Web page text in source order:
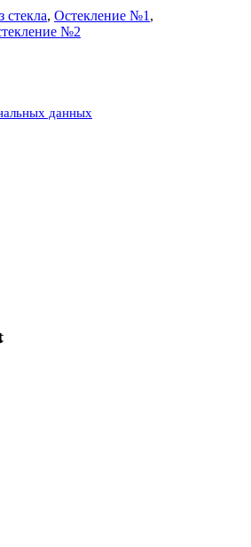
стекла, Остекление №1 ,
№2
данных